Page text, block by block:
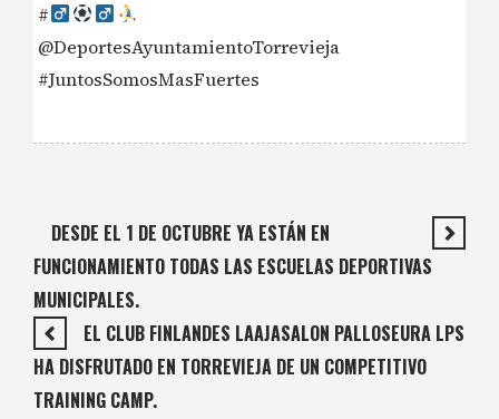
#‍
@DeportesAyuntamientoTorrevieja
#JuntosSomosMasFuertes
DESDE EL 1 DE OCTUBRE YA ESTÁN EN
FUNCIONAMIENTO TODAS LAS ESCUELAS DEPORTIVAS
MUNICIPALES.
EL CLUB FINLANDES LAAJASALON PALLOSEURA LPS
HA DISFRUTADO EN TORREVIEJA DE UN COMPETITIVO
TRAINING CAMP.